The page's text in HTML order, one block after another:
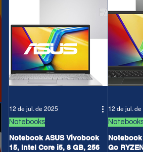
Notebook ASUS Vivobook
15, Intel Core i5, 8 GB, 256
Notebooks
12 de jul. de 2025
Go
12 de jul.